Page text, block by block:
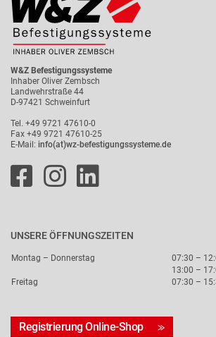
W&Z Befestigungssysteme
Inhaber Oliver Zembsch
Landwehrstraße 44
D-97421 Schweinfurt
Tel. +49 9721 47610-0
Fax +49 9721 47610-25
E-Mail: info(at)wz-befestigungssysteme.de
UNSERE ÖFFNUNGSZEITEN
Montag – Donnerstag
07:30 –
13:00 –
Freitag
07:30 –
Registrierung Online-Shop